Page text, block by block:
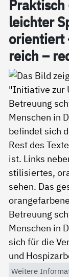
leich­ter
ori­en­tiert
reich –
Weitere